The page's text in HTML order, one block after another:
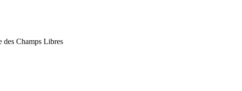
Champs Libres